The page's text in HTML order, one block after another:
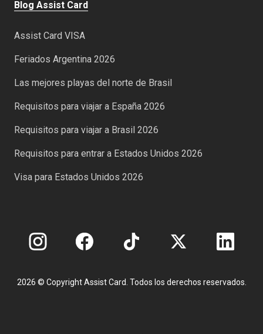
Blog Assist Card
Assist Card VISA
Feriados Argentina 2026
Las mejores playas del norte de Brasil
Requisitos para viajar a España 2026
Requisitos para viajar a Brasil 2026
Requisitos para entrar a Estados Unidos 2026
Visa para Estados Unidos 2026
2026 © Copyright Assist Card. Todos los derechos reservados.